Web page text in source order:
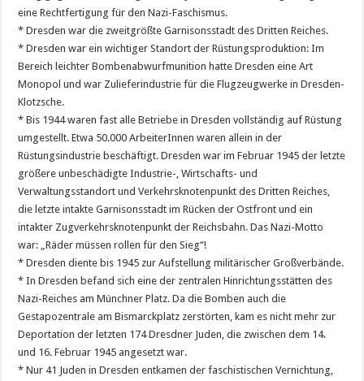
eine Rechtfertigung für den Nazi-Faschismus.
* Dresden war die zweitgrößte Garnisonsstadt des Dritten Reiches.
* Dresden war ein wichtiger Standort der Rüstungsproduktion: Im
Bereich leichter Bombenabwurfmunition hatte Dresden eine Art
Monopol und war Zulieferindustrie für die Flugzeugwerke in Dresden-
Klotzsche.
* Bis 1944 waren fast alle Betriebe in Dresden vollständig auf Rüstung
umgestellt. Etwa 50.000 ArbeiterInnen waren allein in der
Rüstungsindustrie beschäftigt. Dresden war im Februar 1945 der letzte
größere unbeschädigte Industrie-, Wirtschafts- und
Verwaltungsstandort und Verkehrsknotenpunkt des Dritten Reiches,
die letzte intakte Garnisonsstadt im Rücken der Ostfront und ein
intakter Zugverkehrsknotenpunkt der Reichsbahn. Das Nazi-Motto
war: „Räder müssen rollen für den Sieg“!
* Dresden diente bis 1945 zur Aufstellung militärischer Großverbände.
* In Dresden befand sich eine der zentralen Hinrichtungsstätten des
Nazi-Reiches am Münchner Platz. Da die Bomben auch die
Gestapozentrale am Bismarckplatz zerstörten, kam es nicht mehr zur
Deportation der letzten 174 Dresdner Juden, die zwischen dem 14.
und 16. Februar 1945 angesetzt war.
* Nur 41 Juden in Dresden entkamen der faschistischen Vernichtung,